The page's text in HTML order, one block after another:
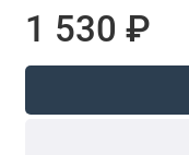
1 530 ₽